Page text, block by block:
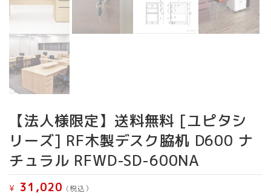
【法人様限定】送料無料 [ユピタシ
リーズ] RF木製デスク脇机 D600 ナ
チュラル RFWD-SD-600NA
¥ 31,020 (税込）